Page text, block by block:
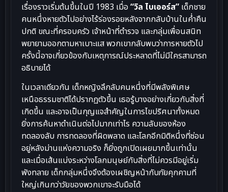
เรื่องราวเริ่มต้นขึ้นในปี 1983 เมื่อ “วิล ไบเออร์ส” เด็กชาย
คนหนึ่งหายตัวไปอย่างไร้ร่องรอยหลังจากกลับบ้านในค่ำคืน
ปกติ ขณะที่ครอบครัว เจ้าหน้าที่ตำรวจ และกลุ่มเพื่อนสนิท
พยายามออกตามหาเบาะแส พวกเขากลับพบว่าการหายตัวไป
ครั้งนี้อาจเกี่ยวข้องกับเหตุการณ์ประหลาดที่ไม่มีใครสามารถ
อธิบายได้
ในเวลาเดียวกัน เด็กหญิงลึกลับคนหนึ่งที่มีพลังพิเศษ
เหนือธรรมชาติได้ปรากฏตัวขึ้น เธอรู้บางอย่างเกี่ยวกับสิ่งที่
เกิดขึ้น และอาจเป็นกุญแจสำคัญในการไขปริศนาทั้งหมด
ยิ่งการค้นหาดำเนินต่อไปมากเท่าไร ความลับของห้อง
ทดลองลับ การทดลองที่ผิดพลาด และโลกอีกมิติหนึ่งที่ซ่อน
อยู่หลังม่านแห่งความจริง ก็ยิ่งถูกเปิดเผยมากขึ้นเท่านั้น
และเมื่อเส้นแบ่งระหว่างโลกมนุษย์กับสิ่งที่ไม่ควรมีอยู่เริ่ม
พังทลาย เด็กกลุ่มหนึ่งจึงต้องเผชิญหน้ากับภัยคุกคามที่
ใหญ่เกินกว่าวัยของพวกเขาจะรับมือได้